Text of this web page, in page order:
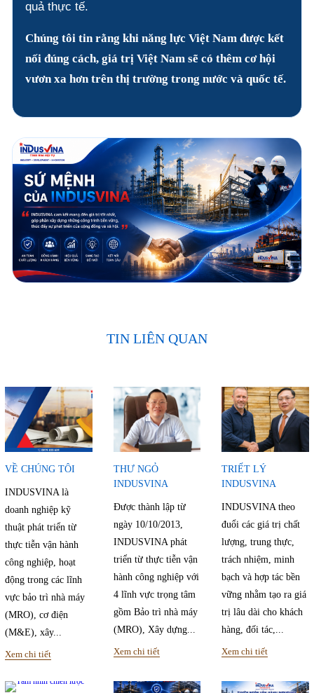
quả thực tế.
Chúng tôi tin rằng khi năng lực Việt Nam được kết
nối đúng cách, giá trị Việt Nam sẽ có thêm cơ hội
vươn xa hơn trên thị trường trong nước và quốc tế.
TIN LIÊN QUAN
VỀ CHÚNG TÔI
INDUSVINA là
doanh nghiệp kỹ
thuật phát triển từ
thực tiễn vận hành
công nghiệp, hoạt
động trong các lĩnh
vực bảo trì nhà máy
(MRO), cơ điện
(M&E), xây...
Xem chi tiết
THƯ NGỎ
INDUSVINA
Được thành lập từ
ngày 10/10/2013,
INDUSVINA phát
triển từ thực tiễn vận
hành công nghiệp với
4 lĩnh vực trọng tâm
gồm Bảo trì nhà máy
(MRO), Xây dựng...
Xem chi tiết
TRIẾT LÝ
INDUSVINA
INDUSVINA theo
đuổi các giá trị chất
lượng, trung thực,
trách nhiệm, minh
bạch và hợp tác bền
vững nhằm tạo ra giá
trị lâu dài cho khách
hàng, đối tác,...
Xem chi tiết